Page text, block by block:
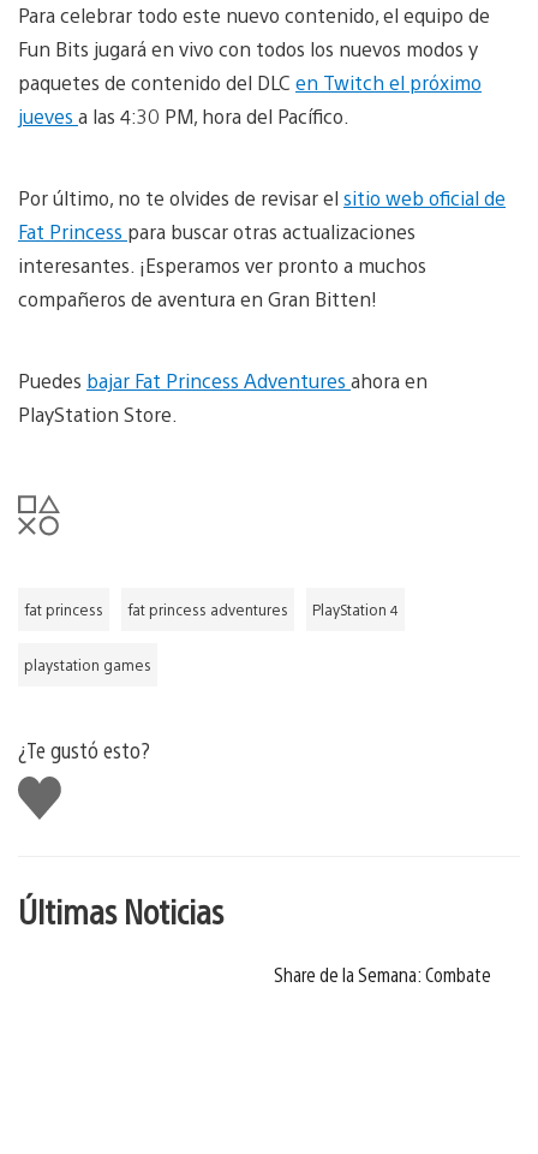
Para celebrar todo este nuevo contenido, el equipo de
Fun Bits jugará en vivo con todos los nuevos modos y
paquetes de contenido del DLC en Twitch el próximo
jueves a las 4:30 PM, hora del Pacífico.
Por último, no te olvides de revisar el sitio web oficial de
Fat Princess para buscar otras actualizaciones
interesantes. ¡Esperamos ver pronto a muchos
compañeros de aventura en Gran Bitten!
Puedes bajar Fat Princess Adventures ahora en
PlayStation Store.
fat princess fat princess adventures PlayStation 4
playstation games
¿Te gustó esto?
Me
gusta
Últimas Noticias
Share de la Semana: Combate